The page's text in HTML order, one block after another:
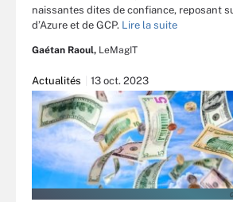
naissantes dites de confiance, reposant
d’Azure et de GCP. Lire la suite
Gaétan Raoul, LeMagIT
Actualités 13 oct. 2023